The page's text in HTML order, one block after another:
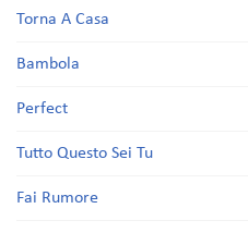
Torna A Casa
Bambola
Perfect
Tutto Questo Sei Tu
Fai Rumore